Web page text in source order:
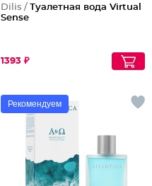
Dilis / Туалетная вода Virtual
Sense
1393 ₽
Рекомендуем